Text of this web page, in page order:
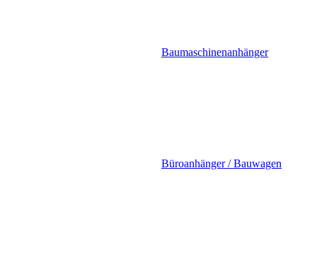
Baumaschinenanhänger
Büroanhänger / Bauwagen